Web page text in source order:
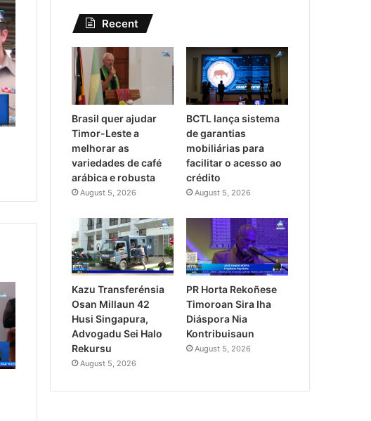
Recent
Brasil quer ajudar
Timor-Leste a
melhorar as
variedades de café
arábica e robusta
August 5, 2026
BCTL lança sistema
de garantias
mobiliárias para
facilitar o acesso ao
crédito
August 5, 2026
Kazu Transferénsia
Osan Millaun 42
Husi Singapura,
Advogadu Sei Halo
Rekursu
August 5, 2026
PR Horta Rekoñese
Timoroan Sira Iha
Diáspora Nia
Kontribuisaun
August 5, 2026